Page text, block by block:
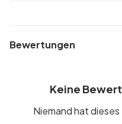
Bewertungen
Keine
Niemand hat